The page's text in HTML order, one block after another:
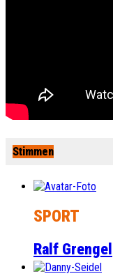
Stimmen
SPORT
Ralf Grengel